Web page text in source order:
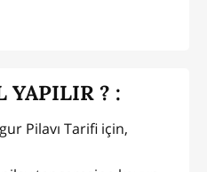
YAPILIR ? :
Pilavı Tarifi için,